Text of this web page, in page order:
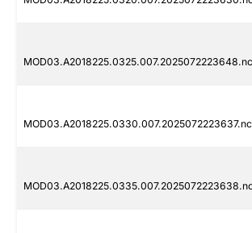
MOD03.A2018225.0325.007.2025072223648.nc
MOD03.A2018225.0330.007.2025072223637.nc